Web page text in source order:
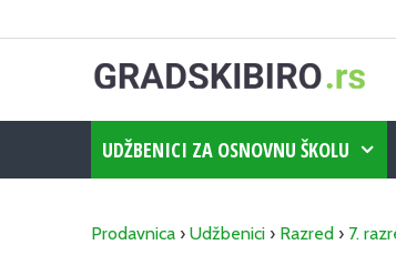
UDŽBENICI ZA OSNOVNU ŠKOLU
Prodavnica › Udžbenici › Razred › 7.